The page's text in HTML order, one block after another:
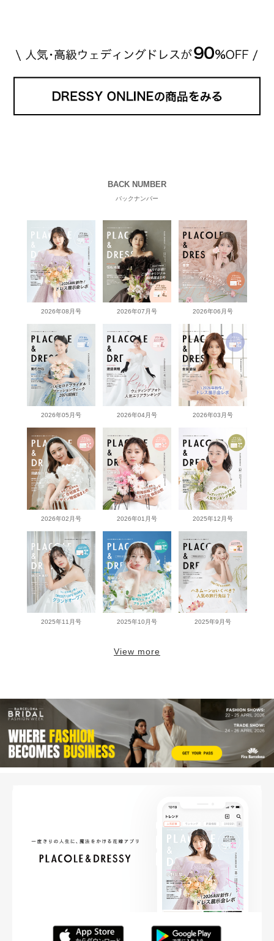
BACK NUMBER
バックナンバー
2026年08月号 2026年07月号 2026年06月号
2026年05月号 2026年04月号 2026年03月号
2026年02月号 2026年01月号 2025年12月号
2025年11月号 2025年10月号 2025年9月号
View more